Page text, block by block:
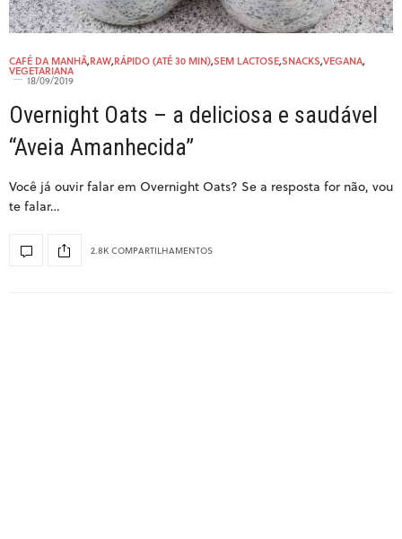
CAFÉ DA MANHÃ,RAW,RÁPIDO (ATÉ 30 MIN),SEM LACTOSE,SNACKS,VEGANA,
VEGETARIANA
18/09/2019
Overnight Oats – a deliciosa e saudável
“Aveia Amanhecida”
Você já ouvir falar em Overnight Oats? Se a resposta for não, vou
te falar…
2.8K COMPARTILHAMENTOS